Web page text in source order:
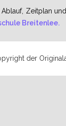
Zeitplan
Breitenlee.
der